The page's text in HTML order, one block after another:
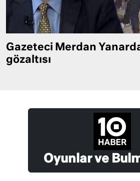
Gazeteci Merdan
gözaltısı
Oyunlar ve